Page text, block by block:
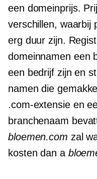
een domeinprijs.
verschillen, waarbij
erg duur zijn.
domeinnamen een
een bedrijf zijn en
namen die
.com-extensie en
branchenaam
bloemen.com zal
kosten dan a